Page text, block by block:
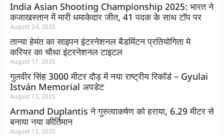
India Asian Shooting Championship 2025: भारत ने
कजाखस्तान में मारी धमाकेदार जीत, 41 पदक के साथ टॉप पर
August 24, 2025
तान्या हेमंत का साइपन इंटरनेशनल बैडमिंटन प्रतियोगिता मे
करियर का चौथा इंटरनेशनल टाइटल
August 17, 2025
गुलवीर सिंह 3000 मीटर दौड़ में नया राष्ट्रीय रिकॉर्ड – Gyulai
István Memorial अपडेट
August 13, 2025
Armand Duplantis ने गुरुत्वाकर्षण को हराया, 6.29 मीटर से
बनाया नया कीर्तिमान
August 13, 2025